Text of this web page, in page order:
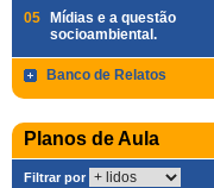
05
Mídias e a questão
socioambiental.
Banco de Relatos
Planos de Aula
Filtrar por